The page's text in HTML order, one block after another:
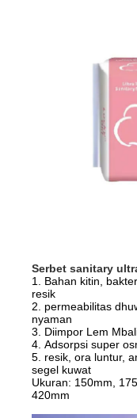
Serbet sanitary
1. Bahan kitin,
resik
2. permeabilitas
nyaman
3. Diimpor Lem
4. Adsorpsi super
5. resik, ora luntur,
segel kuwat
Ukuran: 150mm,
420mm